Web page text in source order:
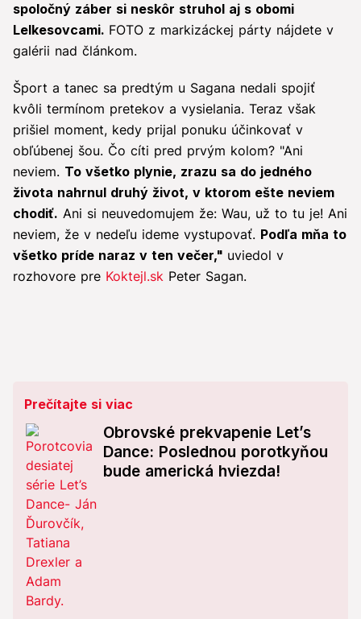
spoločný záber si neskôr struhol aj s obomi
Lelkesovcami. FOTO z markizáckej párty nájdete v
galérii nad článkom.
Šport a tanec sa predtým u Sagana nedali spojiť
kvôli termínom pretekov a vysielania. Teraz však
prišiel moment, kedy prijal ponuku účinkovať v
obľúbenej šou. Čo cíti pred prvým kolom? "Ani
neviem. To všetko plynie, zrazu sa do jedného
života nahrnul druhý život, v ktorom ešte neviem
chodiť. Ani si neuvedomujem že: Wau, už to tu je! Ani
neviem, že v nedeľu ideme vystupovať. Podľa mňa to
všetko príde naraz v ten večer," uviedol v
rozhovore pre Koktejl.sk Peter Sagan.
Prečítajte si viac
Obrovské prekvapenie Let’s
Dance: Poslednou porotkyňou
bude americká hviezda!